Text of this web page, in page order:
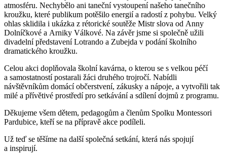
atmosféru. Nechybělo ani taneční vystoupení našeho tanečního
kroužku, které publikum potěšilo energií a radostí z pohybu. Velký
ohlas sklidila i ukázka z rétorické soutěže Mistr slova od Anny
Dolníčkové a Arniky Válkové. Na závěr jsme si společně užili
divadelní představení Lotrando a Zubejda v podání školního
dramatického kroužku.
Celou akci doplňovala školní kavárna, o kterou se s velkou péčí
a samostatností postarali žáci druhého trojročí. Nabídli
návštěvníkům domácí občerstvení, zákusky a nápoje, a vytvořili tak
milé a přívětivé prostředí pro setkávání a sdílení dojmů z programu.
Děkujeme všem dětem, pedagogům a členům Spolku Montessori
Pardubice, kteří se na přípravě akce podíleli.
Už teď se těšíme na další společná setkání, která nás spojují
a inspirují.